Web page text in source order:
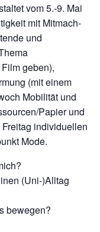
vom 5.-9. Mai
mit Mitmach-
und
geben),
(mit einem
Mobilität und
Papier und
individuellen
Mode.
(Uni-)Alltag
bewegen?